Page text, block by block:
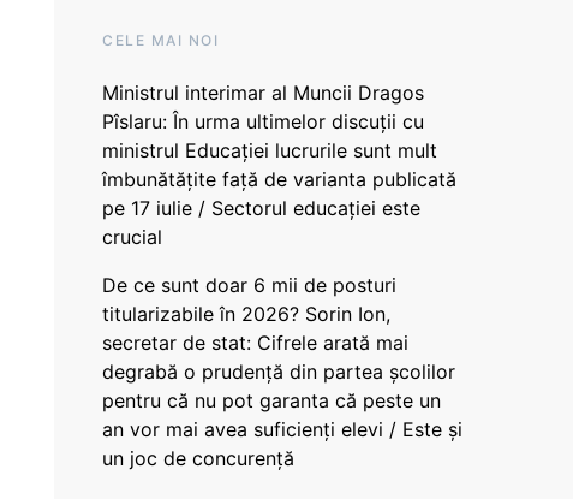
CELE MAI NOI
Ministrul interimar al Muncii Dragos
Pîslaru: În urma ultimelor discuții cu
ministrul Educației lucrurile sunt mult
îmbunătățite față de varianta publicată
pe 17 iulie / Sectorul educației este
crucial
De ce sunt doar 6 mii de posturi
titularizabile în 2026? Sorin Ion,
secretar de stat: Cifrele arată mai
degrabă o prudență din partea școlilor
pentru că nu pot garanta că peste un
an vor mai avea suficienți elevi / Este și
un joc de concurență